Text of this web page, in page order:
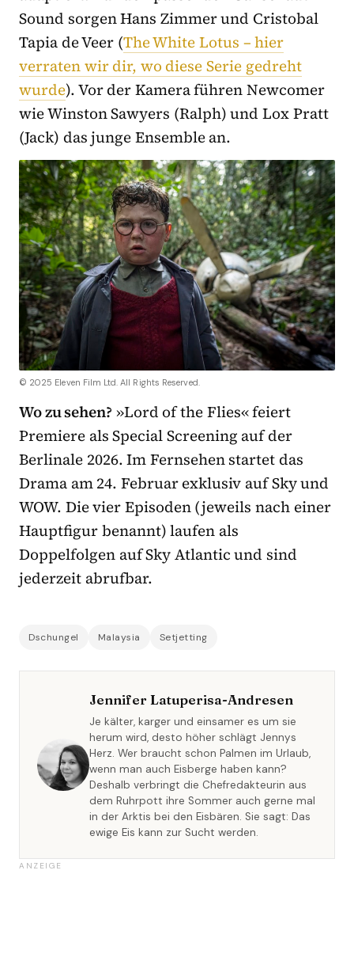
Sound sorgen Hans Zimmer und Cristobal
Tapia de Veer (The White Lotus – hier
verraten wir dir, wo diese Serie gedreht
wurde). Vor der Kamera führen Newcomer
wie Winston Sawyers (Ralph) und Lox Pratt
(Jack) das junge Ensemble an.
© 2025 Eleven Film Ltd. All Rights Reserved.
Wo zu sehen? »Lord of the Flies« feiert
Premiere als Special Screening auf der
Berlinale 2026. Im Fernsehen startet das
Drama am 24. Februar exklusiv auf Sky und
WOW. Die vier Episoden (jeweils nach einer
Hauptfigur benannt) laufen als
Doppelfolgen auf Sky Atlantic und sind
jederzeit abrufbar.
Dschungel Malaysia Setjetting
Jennifer Latuperisa-Andresen
Je kälter, karger und einsamer es um sie
herum wird, desto höher schlägt Jennys
Herz. Wer braucht schon Palmen im Urlaub,
wenn man auch Eisberge haben kann?
Deshalb verbringt die Chefredakteurin aus
dem Ruhrpott ihre Sommer auch gerne mal
in der Arktis bei den Eisbären. Sie sagt: Das
ewige Eis kann zur Sucht werden.
ANZEIGE